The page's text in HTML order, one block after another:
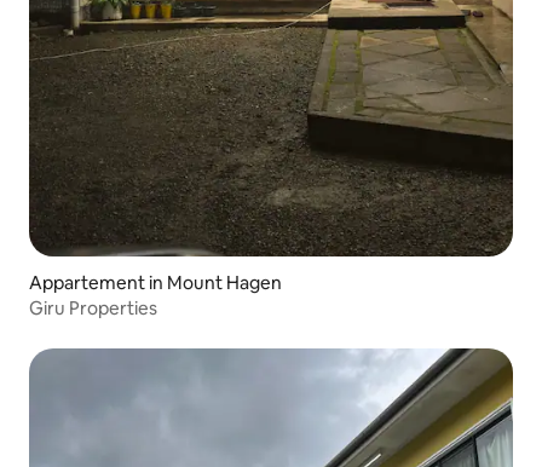
Appartement in Mount Hagen
Giru Properties